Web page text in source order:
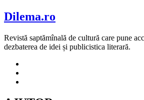
Dilema.ro
Revistă saptămînală de cultură care pune
dezbaterea de idei și publicistica literară.